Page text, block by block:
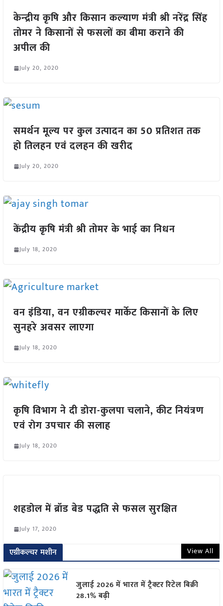
केन्‍द्रीय कृषि और किसान कल्याण मंत्री श्री नरेंद्र सिंह
तोमर ने किसानों से फसलों का बीमा कराने की
अपील की
July 20, 2020
समर्थन मूल्य पर कुल उत्पादन का 50 प्रतिशत तक
हो तिलहन एवं दलहन की खरीद
July 20, 2020
केंद्रीय कृषि मंत्री श्री तोमर के भाई का निधन
July 18, 2020
वन इंडिया, वन एग्रीकल्चर मार्केट किसानों के लिए
सुनहरे अवसर लाएगा
July 18, 2020
कृषि विभाग ने दी डोरा-कुलपा चलाने, कीट नियंत्रण
एवं रोग उपचार की सलाह
July 18, 2020
शहडोल में ब्रॉड बेड पद्धति से फसल सुरक्षित
July 17, 2020
एग्रीकल्चर मशीन View All
जुलाई 2026 में भारत में ट्रैक्टर रिटेल बिक्री
28.1% बढ़ी